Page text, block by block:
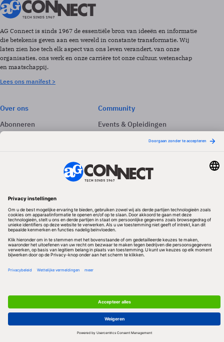
AG Connect is sinds 1967 de essentiële bron van ideeën en informatie
die betekenis geven aan een wereld in constante transformatie. Wij
laten zien hoe tech elk aspect van ons leven verandert, van onze
organisaties, ons werk en onze carrière tot onze cultuur, wetenschap
en maatschappij.
Lees ons manifest >
Over ons
Abonneren
Adverteren
Community
Events & Opleidingen
Volg ons
Redactionele partner
Algemene Voorwaarden & Copyrights